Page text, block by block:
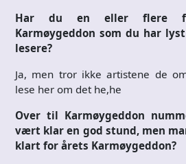
Har du en eller flere
Karmøygeddon som du har
lesere?
Ja, men tror ikke artistene de
lese her om det he,he
Over til Karmøygeddon
vært klar en god stund, men
klart for årets Karmøygeddon?